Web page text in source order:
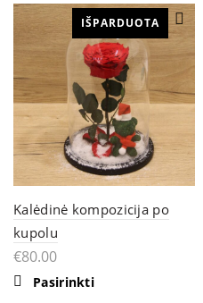
multiple
variants.
The
options
may
be
chosen
on
the
product
page
IŠPARDUOTA
Kalėdinė kompozicija po
kupolu
€80.00
Pasirinkti